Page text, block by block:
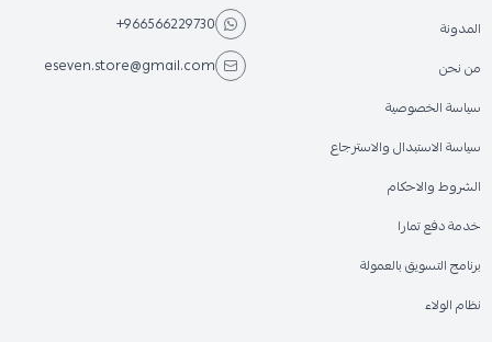
المدونة
من نحن
سياسة الخصوصية
سياسة الاستبدال والاسترجاع
الشروط والاحكام
خدمة دفع تمارا
برنامج التسويق بالعمولة
نظام الولاء
+966566229730
eseven.store@gmail.com